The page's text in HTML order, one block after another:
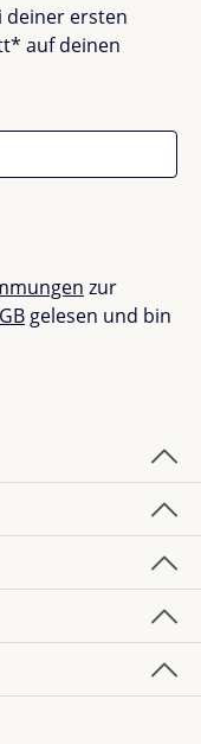
0%
Kunden.
Sprache anzeigen.
deiner ersten
auf deinen
zur
gelesen und bin